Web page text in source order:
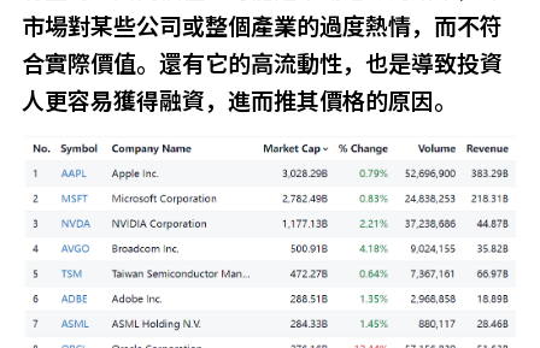
市場對某些公司或整個產業的過度熱情，而不符
合實際價值。還有它的高流動性，也是導致投資
人更容易獲得融資，進而推其價格的原因。